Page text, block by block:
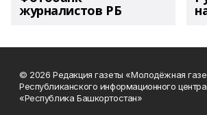
журналистов РБ
© 2026 Редакция газеты «Молодёжная
Республиканского информационного
«Республика Башкортостан»